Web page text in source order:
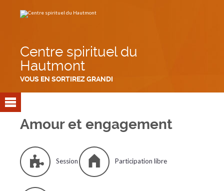
contenu.
Centre spirituel du
Hautmont
VOUS EN SORTIREZ GRANDI
Amour et engagement
Session Participation libre